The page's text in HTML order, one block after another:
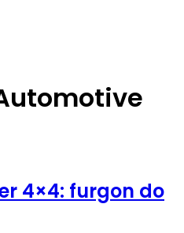
4×4: furgon do